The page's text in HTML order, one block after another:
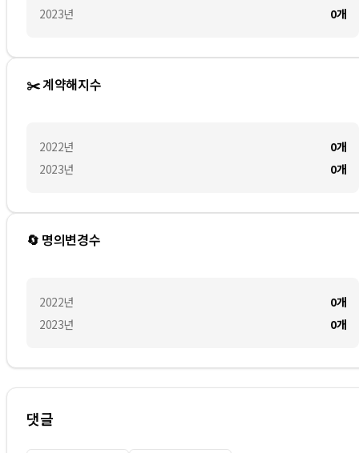
2023년
0개
✂️ 계약해지수
2022년
2023년
0개
0개
🔄 명의변경수
2022년
2023년
0개
0개
댓글